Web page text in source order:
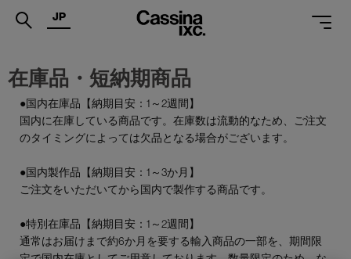
.
SERVICES
MAGAZINE
SUPPORT
SHOPS
JP
在庫品・短納期商品
●国内在庫品【納期目安：1～2週間】
国内に在庫している商品です。在庫数は流動的なため、ご注文
のタイミングによっては欠品となる場合がございます。
●国内製作品【納期目安：1～3か月】
ご注文をいただいてから国内で製作する商品です。
●特別在庫品【納期目安：1～2週間】
通常はお届けまで約6か月を要する輸入商品の一部を、期間限